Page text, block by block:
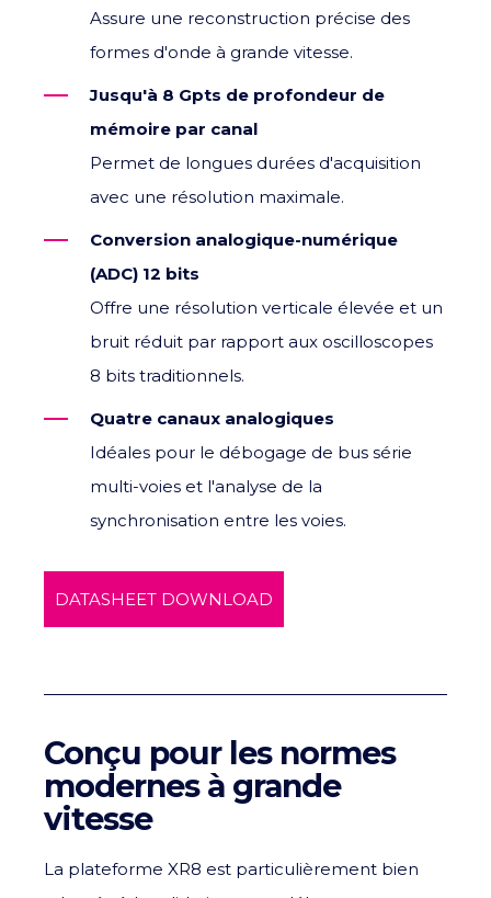
Assure une reconstruction précise des
formes d'onde à grande vitesse.
Jusqu'à 8 Gpts de profondeur de
mémoire par canal
Permet de longues durées d'acquisition
avec une résolution maximale.
Conversion analogique-numérique
(ADC) 12 bits
Offre une résolution verticale élevée et un
bruit réduit par rapport aux oscilloscopes
8 bits traditionnels.
Quatre canaux analogiques
Idéales pour le débogage de bus série
multi-voies et l'analyse de la
synchronisation entre les voies.
DATASHEET DOWNLOAD
Conçu pour les normes
modernes à grande
vitesse
La plateforme XR8 est particulièrement bien